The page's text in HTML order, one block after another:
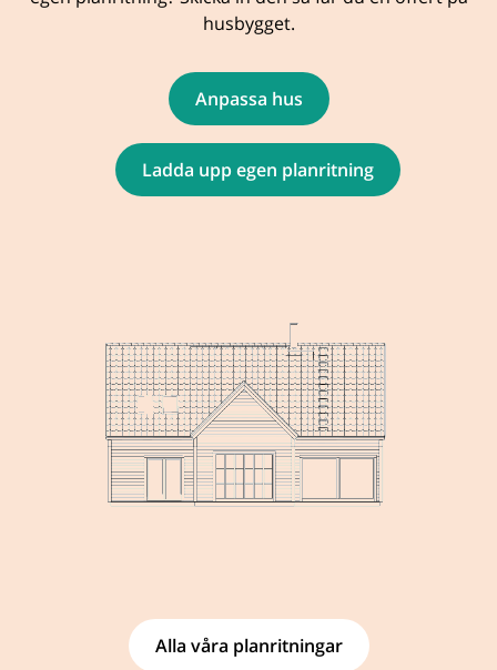
husbygget.
Anpassa hus
Ladda upp egen planritning
Alla våra planritningar